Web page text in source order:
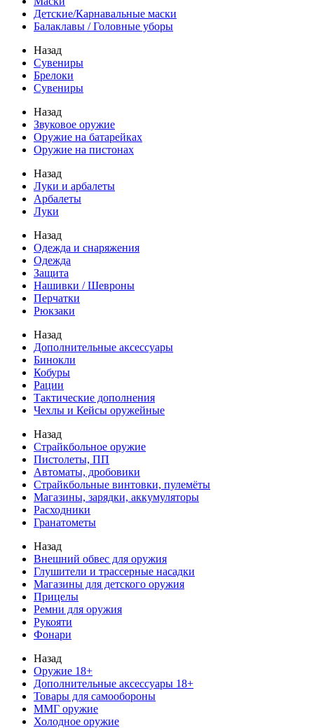
Детские/Карнавальные маски
Балаклавы / Головные уборы
Назад
Сувениры
Брелоки
Сувениры
Назад
Звуковое оружие
Оружие на батарейках
Оружие на пистонах
Назад
Луки и арбалеты
Арбалеты
Луки
Назад
Одежда и снаряжения
Одежда
Защита
Нашивки / Шевроны
Перчатки
Рюкзаки
Назад
Дополнительные аксессуары
Бинокли
Кобуры
Рации
Тактические дополнения
Чехлы и Кейсы оружейные
Назад
Страйкбольное оружие
Пистолеты, ПП
Автоматы, дробовики
Страйкбольные винтовки, пулемёты
Магазины, зарядки, аккумуляторы
Расходники
Гранатометы
Назад
Внешний обвес для оружия
Глушители и трассерные насадки
Магазины для детского оружия
Прицелы
Ремни для оружия
Рукояти
Фонари
Назад
Оружие 18+
Дополнительные аксессуары 18+
Товары для самообороны
ММГ оружие
Холодное оружие